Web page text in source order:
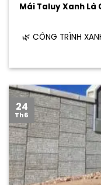
Mái Taluy Xanh Là
🌿 CÔNG TRÌNH
24
Th6